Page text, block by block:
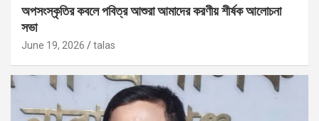
অপসংস্কৃতির কবলে পবিত্র আশুরা আমাদের করণীয় শীর্ষক আলোচনা
সভা
June 19, 2026 talas